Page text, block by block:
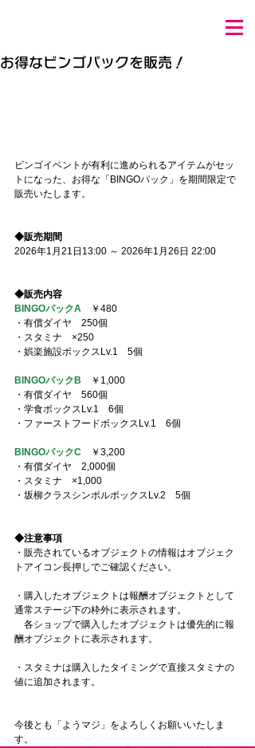
お得なビンゴパックを販売！
ビンゴイベントが有利に進められるアイテムがセッ
トになった、お得な「BINGOパック」を期間限定で
販売いたします。
◆販売期間
2026年1月21日13:00 ～ 2026年1月26日 22:00
◆販売内容
BINGOパックA ￥480
・有償ダイヤ　250個
・スタミナ　×250
・娯楽施設ボックスLv.1　5個
BINGOパックB ￥1,000
・有償ダイヤ　560個
・学食ボックスLv.1　6個
・ファーストフードボックスLv.1　6個
BINGOパックC ￥3,200
・有償ダイヤ　2,000個
・スタミナ　×1,000
・坂柳クラスシンボルボックスLv.2　5個
◆注意事項
・販売されているオブジェクトの情報はオブジェク
トアイコン長押しでご確認ください。
・購入したオブジェクトは報酬オブジェクトとして
通常ステージ下の枠外に表示されます。
各ショップで購入したオブジェクトは優先的に報
酬オブジェクトに表示されます。
・スタミナは購入したタイミングで直接スタミナの
値に追加されます。
今後とも「ようマジ」をよろしくお願いいたしま
す。